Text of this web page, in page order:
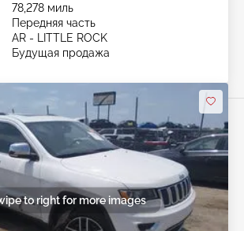
78,278 миль
Передняя часть
AR - LITTLE ROCK
Будущая продажа
to right for more images